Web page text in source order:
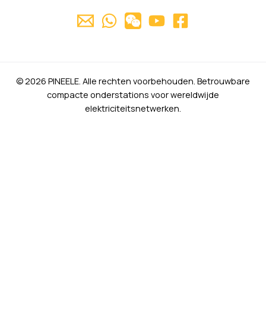
© 2026 PINEELE. Alle rechten voorbehouden. Betrouwbare
compacte onderstations voor wereldwijde
elektriciteitsnetwerken.